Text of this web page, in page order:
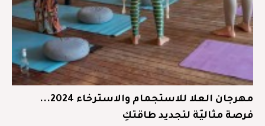
مهرجان العلا للاستجمام والاسترخاء 2024...
فرصة مثاليّة لتجديد طاقتكِ